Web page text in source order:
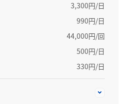
3,300円/日
990円/日
44,000円/回
500円/日
330円/日